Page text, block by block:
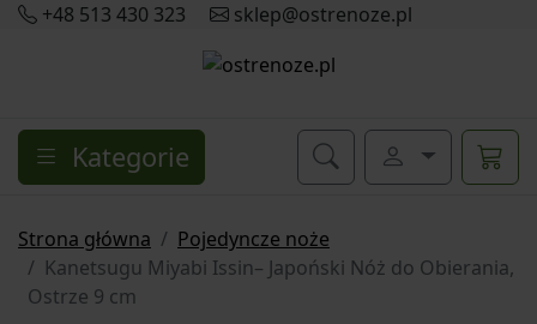
+48 513 430 323 sklep@ostrenoze.pl
Kategorie
Strona główna
Pojedyncze noże
Kanetsugu Miyabi Issin– Japoński Nóż do Obierania,
Ostrze 9 cm